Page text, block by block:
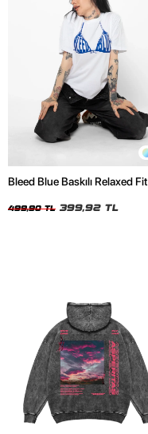
Bleed Blue Baskılı Relaxed Fit
499,90 TL 399,92 TL